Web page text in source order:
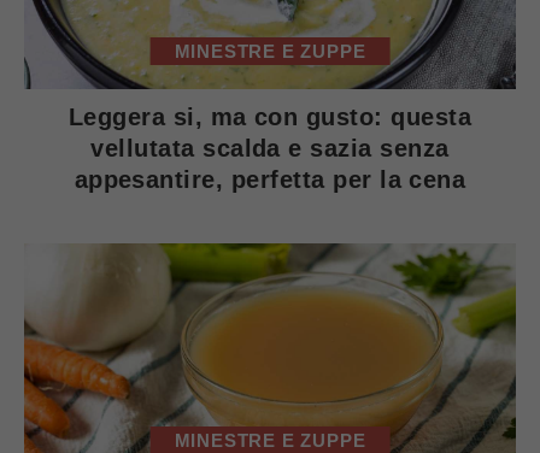
MINESTRE E ZUPPE
Leggera si, ma con gusto: questa
vellutata scalda e sazia senza
appesantire, perfetta per la cena
MINESTRE E ZUPPE